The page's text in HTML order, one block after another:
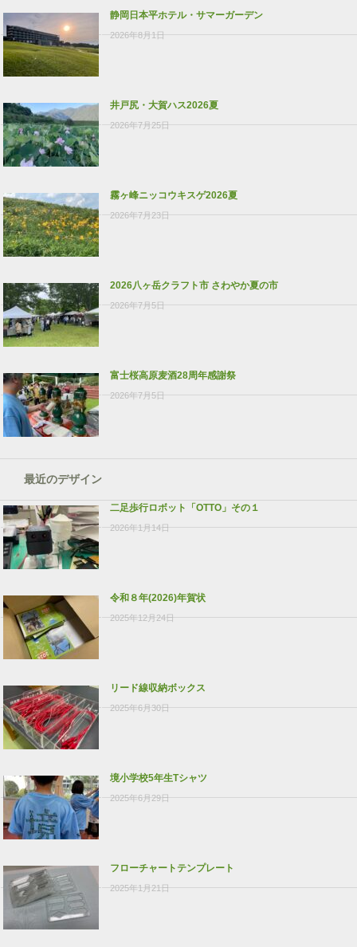
静岡日本平ホテル・サマーガーデン
2026年8月1日
井戸尻・大賀ハス2026夏
2026年7月25日
霧ヶ峰ニッコウキスゲ2026夏
2026年7月23日
2026八ヶ岳クラフト市 さわやか夏の市
2026年7月5日
富士桜高原麦酒28周年感謝祭
2026年7月5日
最近のデザイン
二足歩行ロボット「OTTO」その１
2026年1月14日
令和８年(2026)年賀状
2025年12月24日
リード線収納ボックス
2025年6月30日
境小学校5年生Tシャツ
2025年6月29日
フローチャートテンプレート
2025年1月21日